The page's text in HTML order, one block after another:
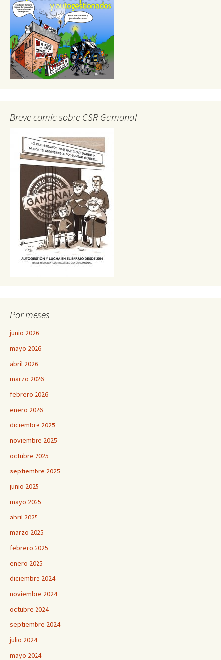
Breve comic sobre CSR Gamonal
Por meses
junio 2026
mayo 2026
abril 2026
marzo 2026
febrero 2026
enero 2026
diciembre 2025
noviembre 2025
octubre 2025
septiembre 2025
junio 2025
mayo 2025
abril 2025
marzo 2025
febrero 2025
enero 2025
diciembre 2024
noviembre 2024
octubre 2024
septiembre 2024
julio 2024
mayo 2024